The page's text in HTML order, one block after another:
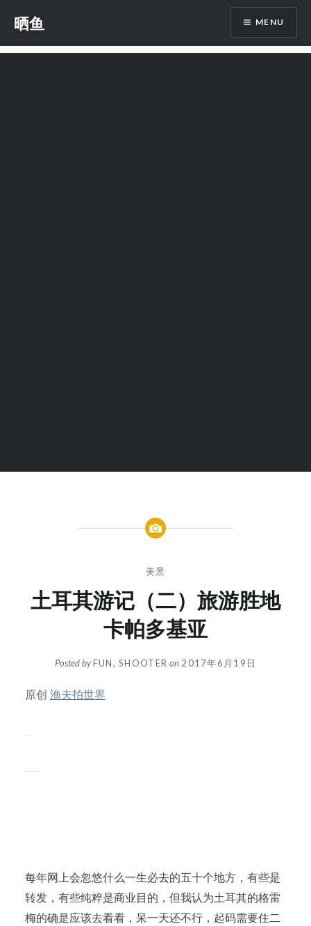
content
晒鱼 MENU
美景
土耳其游记（二）旅游胜地
卡帕多基亚
Posted byFUN, SHOOTER on 2017年6月19日
原创 渔夫拍世界
每年网上会忽悠什么一生必去的五十个地方，有些是
转发，有些纯粹是商业目的，但我认为土耳其的格雷
梅的确是应该去看看，呆一天还不行，起码需要住二